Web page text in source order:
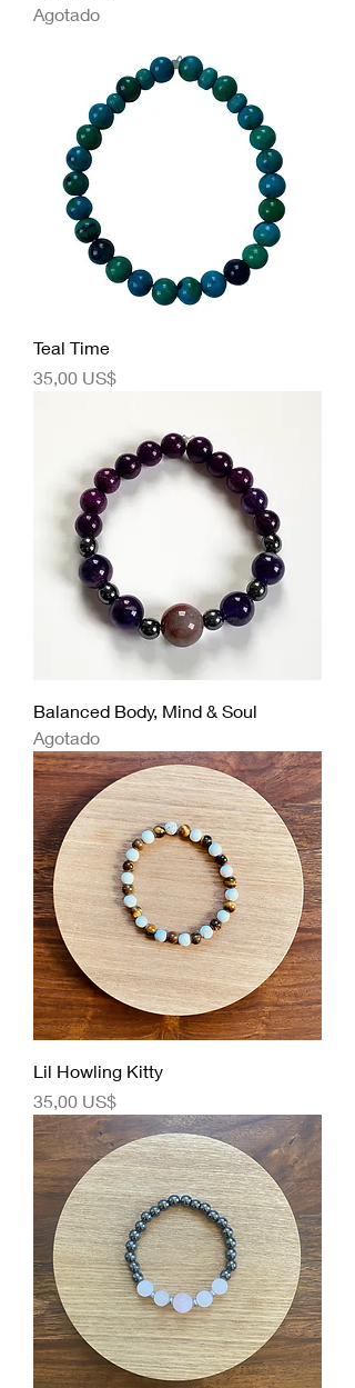
Agotado
Teal Time
Precio
35,00 US$
Balanced Body, Mind & Soul
Agotado
Lil Howling Kitty
Precio
35,00 US$